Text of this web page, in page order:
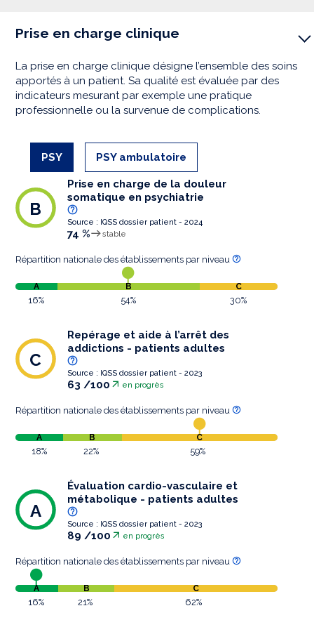
Prise en charge clinique
La prise en charge clinique désigne l’ensemble des soins
apportés à un patient. Sa qualité est évaluée par des
indicateurs mesurant par exemple une pratique
professionnelle ou la survenue de complications.
PSY PSY ambulatoire
Prise en charge de la douleur
somatique en psychiatrie
Source : IQSS dossier patient - 2024
74 % stable
B
Répartition nationale des établissements par niveau
A B C
16% 54% 30%
Repérage et aide à l’arrêt des
addictions - patients adultes
Source : IQSS dossier patient - 2023
63 /100 en progrès
C
Répartition nationale des établissements par niveau
A B C
18% 22% 59%
Évaluation cardio-vasculaire et
métabolique - patients adultes
Source : IQSS dossier patient - 2023
89 /100 en progrès
A
Répartition nationale des établissements par niveau
A B C
16% 21% 62%